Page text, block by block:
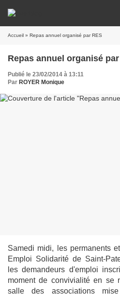
Accueil » Repas annuel organisé par RES
Repas annuel organisé par
Publié le 23/02/2014 à 13:11
Par ROYER Monique
Samedi midi, les permanents
Emploi Solidarité de Saint-
les demandeurs d'emploi
moment de convivialité en se
salle des associations